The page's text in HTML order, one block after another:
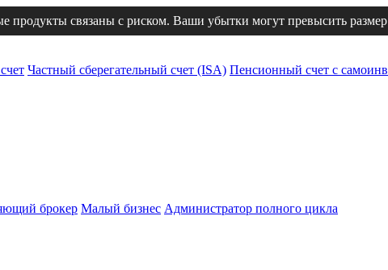
продукты связаны с риском. Ваши убытки могут превысить
Частный сберегательный счет (ISA) Пенсионный счет с
брокер Малый бизнес Администратор полного цикла